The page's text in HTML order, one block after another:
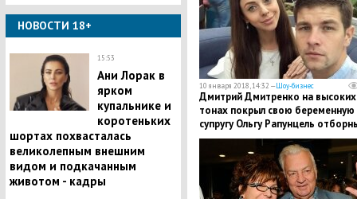
НОВОСТИ 18+
15:53
Ани Лорак в
ярком
купальнике и
коротеньких
шортах похвасталась
великолепным внешним
видом и подкачанным
животом - кадры
10 января 2018, 14:32 —Шоу-бизнес
Дмитрий Дмитренко на высоких
тонах покрыл свою беременную
супругу Ольгу Рапунцель
матом - подробности